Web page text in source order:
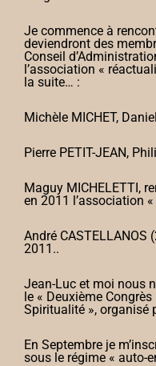
Je commence à
deviendront des
Conseil
l’association «
la suite… :
Michèle MICHET,
Pierre PETIT-JEAN,
Maguy MICHELETTI,
en 2011 l’association
André CASTELLANOS
2011..
Jean-Luc et moi nous
le « Deuxième
Spiritualité », organisé
En Septembre je
sous le régime « auto-